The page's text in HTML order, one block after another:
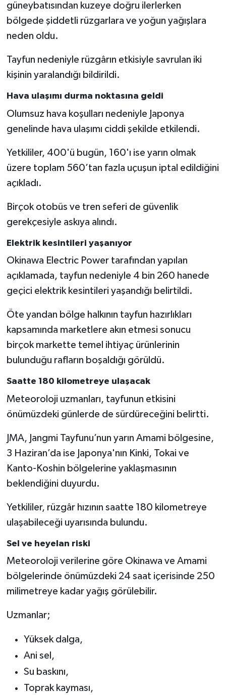
güneybatısından kuzeye doğru ilerlerken
bölgede şiddetli rüzgarlara ve yoğun yağışlara
neden oldu.
Tayfun nedeniyle rüzgârın etkisiyle savrulan iki
kişinin yaralandığı bildirildi.
Hava ulaşımı durma noktasına geldi
Olumsuz hava koşulları nedeniyle Japonya
genelinde hava ulaşımı ciddi şekilde etkilendi.
Yetkililer, 400'ü bugün, 160'ı ise yarın olmak
üzere toplam 560’tan fazla uçuşun iptal edildiğini
açıkladı.
Birçok otobüs ve tren seferi de güvenlik
gerekçesiyle askıya alındı.
Elektrik kesintileri yaşanıyor
Okinawa Electric Power tarafından yapılan
açıklamada, tayfun nedeniyle 4 bin 260 hanede
geçici elektrik kesintileri yaşandığı belirtildi.
Öte yandan bölge halkının tayfun hazırlıkları
kapsamında marketlere akın etmesi sonucu
birçok markette temel ihtiyaç ürünlerinin
bulunduğu rafların boşaldığı görüldü.
Saatte 180 kilometreye ulaşacak
Meteoroloji uzmanları, tayfunun etkisini
önümüzdeki günlerde de sürdüreceğini belirtti.
JMA, Jangmi Tayfunu’nun yarın Amami bölgesine,
3 Haziran’da ise Japonya'nın Kinki, Tokai ve
Kanto-Koshin bölgelerine yaklaşmasının
beklendiğini duyurdu.
Yetkililer, rüzgâr hızının saatte 180 kilometreye
ulaşabileceği uyarısında bulundu.
Sel ve heyelan riski
Meteoroloji verilerine göre Okinawa ve Amami
bölgelerinde önümüzdeki 24 saat içerisinde 250
milimetreye kadar yağış görülebilir.
Uzmanlar;
Yüksek dalga,
Ani sel,
Su baskını,
Toprak kayması,